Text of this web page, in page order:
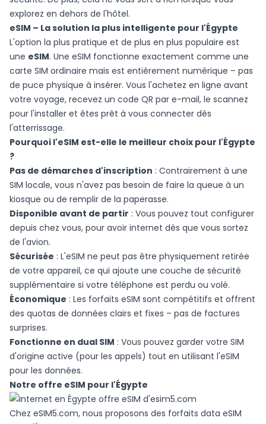
explorez en dehors de l'hôtel.
eSIM – La solution la plus intelligente pour l'Égypte
L'option la plus pratique et de plus en plus populaire est
une eSIM. Une eSIM fonctionne exactement comme une
carte SIM ordinaire mais est entièrement numérique – pas
de puce physique à insérer. Vous l'achetez en ligne avant
votre voyage, recevez un code QR par e-mail, le scannez
pour l'installer et êtes prêt à vous connecter dès
l'atterrissage.
Pourquoi l'eSIM est-elle le meilleur choix pour l'Égypte
?
Pas de démarches d'inscription : Contrairement à une
SIM locale, vous n'avez pas besoin de faire la queue à un
kiosque ou de remplir de la paperasse.
Disponible avant de partir : Vous pouvez tout configurer
depuis chez vous, pour avoir internet dès que vous sortez
de l'avion.
Sécurisée : L'eSIM ne peut pas être physiquement retirée
de votre appareil, ce qui ajoute une couche de sécurité
supplémentaire si votre téléphone est perdu ou volé.
Économique : Les forfaits eSIM sont compétitifs et offrent
des quotas de données clairs et fixes – pas de factures
surprises.
Fonctionne en dual SIM : Vous pouvez garder votre SIM
d'origine active (pour les appels) tout en utilisant l'eSIM
pour les données.
Notre offre eSIM pour l'Égypte
Chez eSIM5.com, nous proposons des forfaits data eSIM